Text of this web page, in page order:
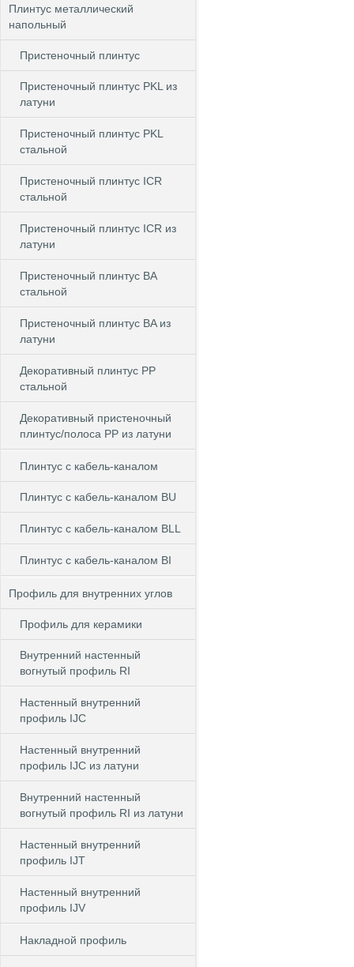
Плинтус металлический
напольный
Пристеночный плинтус
Пристеночный плинтус PKL из
латуни
Пристеночный плинтус PKL
стальной
Пристеночный плинтус ICR
стальной
Пристеночный плинтус ICR из
латуни
Пристеночный плинтус BA
стальной
Пристеночный плинтус BA из
латуни
Декоративный плинтус PP
стальной
Декоративный пристеночный
плинтус/полоса PP из латуни
Плинтус с кабель-каналом
Плинтус с кабель-каналом BU
Плинтус с кабель-каналом BLL
Плинтус с кабель-каналом BI
Профиль для внутренних углов
Профиль для керамики
Внутренний настенный
вогнутый профиль RI
Настенный внутренний
профиль IJC
Настенный внутренний
профиль IJC из латуни
Внутренний настенный
вогнутый профиль RI из латуни
Настенный внутренний
профиль IJT
Настенный внутренний
профиль IJV
Накладной профиль